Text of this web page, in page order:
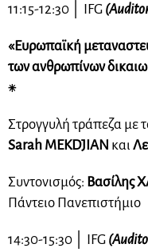
11:15-12:30 IFG
«Ευρωπαϊκή
των ανθρωπίνων
⁕
Στρογγυλή τράπεζα με
Sarah MEKDJIAN και
Συντονισμός: Βασίλης
Πάντειο Πανεπιστήμιο
14:30-15:30 IFG